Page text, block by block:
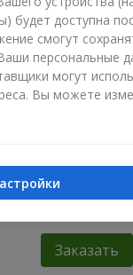
Заказать
будет доступна
смогут
персональные
могут
Вы можете